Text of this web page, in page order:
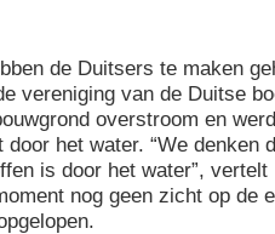
de Duitsers te maken
vereniging van de Duitse
overstroom en
het water. “We denken
is door het water”, vertelt
nog geen zicht op de